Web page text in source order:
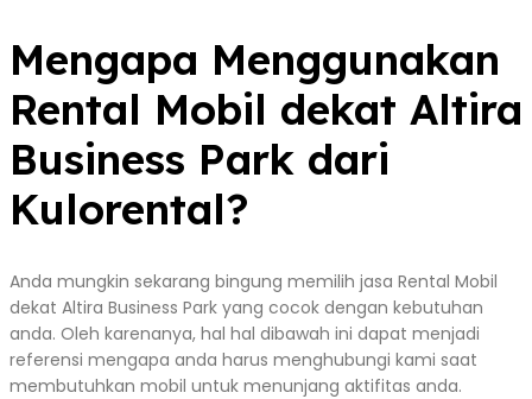
Mengapa Menggunakan
Rental Mobil dekat Altira
Business Park dari
Kulorental?
Anda mungkin sekarang bingung memilih jasa Rental Mobil
dekat Altira Business Park yang cocok dengan kebutuhan
anda. Oleh karenanya, hal hal dibawah ini dapat menjadi
referensi mengapa anda harus menghubungi kami saat
membutuhkan mobil untuk menunjang aktifitas anda.